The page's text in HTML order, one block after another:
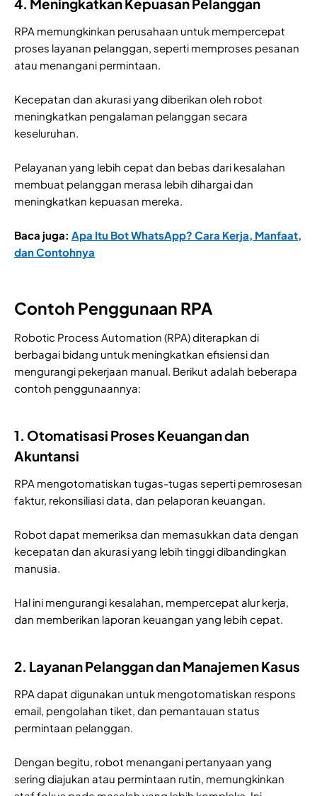
RPA memungkinkan perusahaan untuk mempercepat
proses layanan pelanggan, seperti memproses pesanan
atau menangani permintaan.
Kecepatan dan akurasi yang diberikan oleh robot
meningkatkan pengalaman pelanggan secara
keseluruhan.
Pelayanan yang lebih cepat dan bebas dari kesalahan
membuat pelanggan merasa lebih dihargai dan
meningkatkan kepuasan mereka.
Baca juga: Apa Itu Bot WhatsApp? Cara Kerja, Manfaat,
dan Contohnya
Contoh Penggunaan RPA
Robotic Process Automation (RPA) diterapkan di
berbagai bidang untuk meningkatkan efisiensi dan
mengurangi pekerjaan manual. Berikut adalah beberapa
contoh penggunaannya:
1. Otomatisasi Proses Keuangan dan
Akuntansi
RPA mengotomatiskan tugas-tugas seperti pemrosesan
faktur, rekonsiliasi data, dan pelaporan keuangan.
Robot dapat memeriksa dan memasukkan data dengan
kecepatan dan akurasi yang lebih tinggi dibandingkan
manusia.
Hal ini mengurangi kesalahan, mempercepat alur kerja,
dan memberikan laporan keuangan yang lebih cepat.
2. Layanan Pelanggan dan Manajemen Kasus
RPA dapat digunakan untuk mengotomatiskan respons
email, pengolahan tiket, dan pemantauan status
permintaan pelanggan.
Dengan begitu, robot menangani pertanyaan yang
sering diajukan atau permintaan rutin, memungkinkan